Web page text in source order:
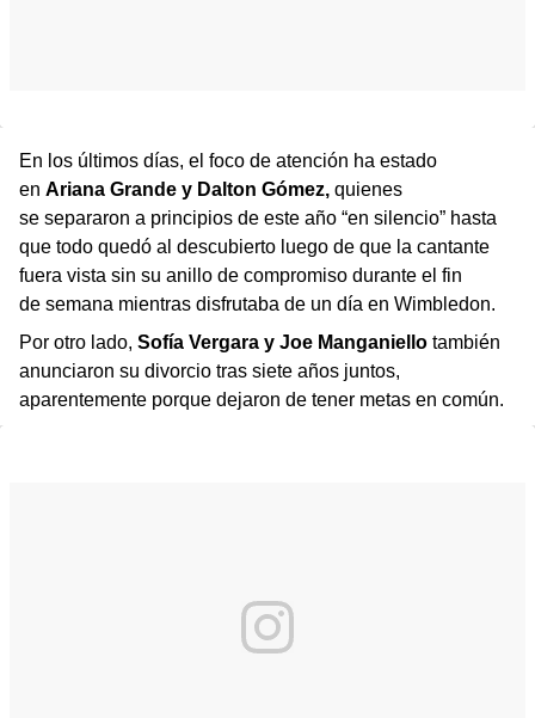
En los últimos días, el foco de atención ha estado
en Ariana Grande y Dalton Gómez, quienes
se separaron a principios de este año “en silencio” hasta
que todo quedó al descubierto luego de que la cantante
fuera vista sin su anillo de compromiso durante el fin
de semana mientras disfrutaba de un día en Wimbledon.
Por otro lado, Sofía Vergara y Joe Manganiello también
anunciaron su divorcio tras siete años juntos,
aparentemente porque dejaron de tener metas en común.